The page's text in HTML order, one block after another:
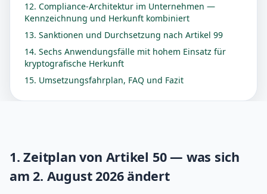
12. Compliance-Architektur im Unternehmen —
Kennzeichnung und Herkunft kombiniert
13. Sanktionen und Durchsetzung nach Artikel 99
14. Sechs Anwendungsfälle mit hohem Einsatz für
kryptografische Herkunft
15. Umsetzungsfahrplan, FAQ und Fazit
1. Zeitplan von Artikel 50 — was sich
am 2. August 2026 ändert